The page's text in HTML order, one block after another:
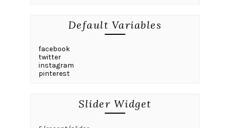
Default Variables
facebook
twitter
instagram
pinterest
Slider Widget